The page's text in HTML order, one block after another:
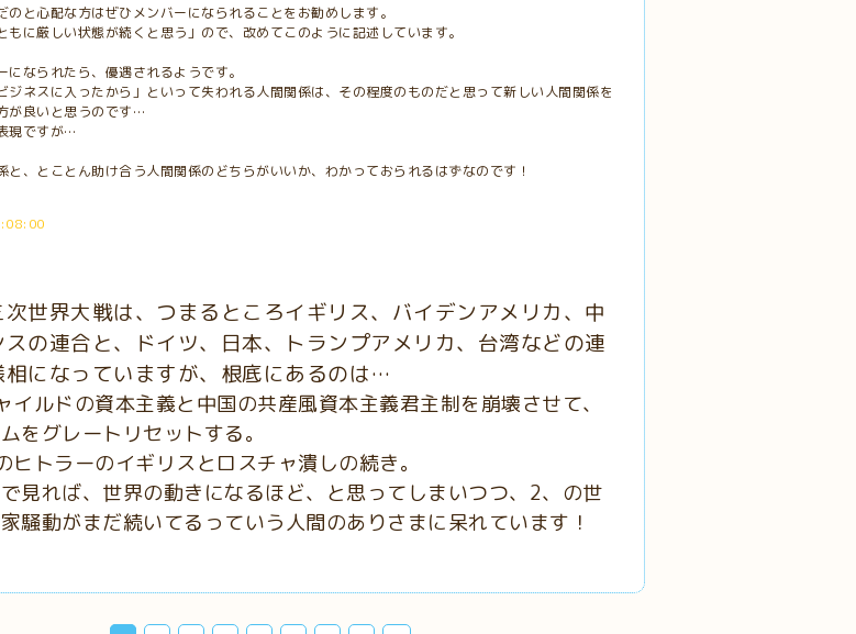
のと心配な方はぜひメンバーになられることをお勧めします。
もに厳しい状態が続くと思う」ので、改めてこのように記述しています。
になられたら、優遇されるようです。
ジネスに入ったから」といって失われる人間関係は、その程度のものだと思って新しい人間関係を
が良いと思うのです…
現ですが…
と、とことん助け合う人間関係のどちらがいいか、わかっておられるはずなのです！
次世界大戦は、つまるところイギリス、バイデンアメリカ、中
の連合と、ドイツ、日本、トランプアメリカ、台湾などの連
相になっていますが、根底にあるのは…
イルドの資本主義と中国の共産風資本主義君主制を崩壊させて、
をグレートリセットする。
ヒトラーのイギリスとロスチャ潰しの続き。
見れば、世界の動きになるほど、と思ってしまいつつ、2、の世
騒動がまだ続いてるっていう人間のありさまに呆れています！